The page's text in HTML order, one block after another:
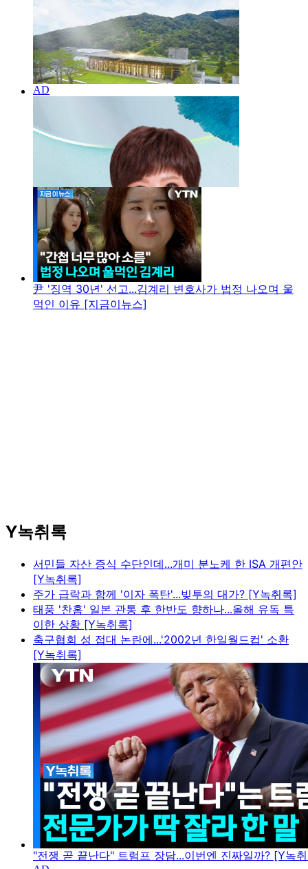
尹 '징역 30년' 선고...김계리 변호사가 법정 나오며 울
먹인 이유 [지금이뉴스]
Y녹취록
서민들 자산 증식 수단인데...개미 분노케 한 ISA 개편안
[Y녹취록]
주가 급락과 함께 '이자 폭탄'...빚투의 대가? [Y녹취록]
태풍 '찬홈' 일본 관통 후 한반도 향하나...올해 유독 특
이한 상황 [Y녹취록]
축구협회 성 접대 논란에...'2002년 한일월드컵' 소환
[Y녹취록]
"전쟁 곧 끝난다" 트럼프 장담...이번엔 진짜일까? [Y녹